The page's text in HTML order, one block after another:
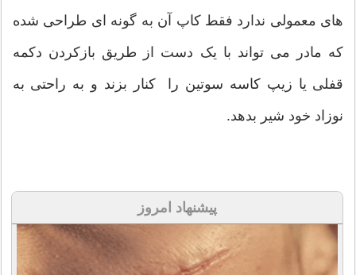
های معمولی ندارد فقط کاپ آن به گونه ای طراحی شده
که مادر می تواند با یک دست از طریق بازکردن دکمه
قفلی یا زیپ کاسه سوتین را کنار بزند و به راحتی به
نوزاد خود شیر بدهد.
پیشنهاد امروز